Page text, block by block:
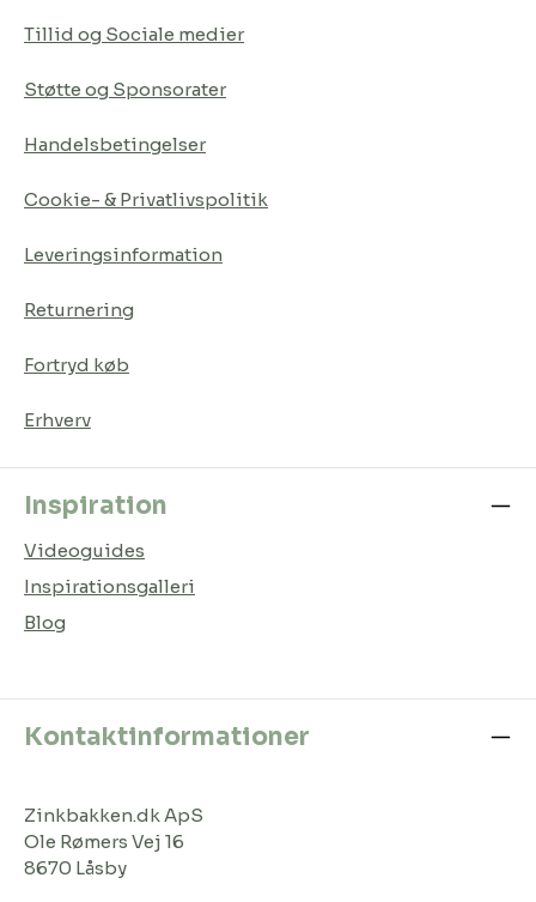
Tillid og Sociale medier
Støtte og Sponsorater
Handelsbetingelser
Cookie- & Privatlivspolitik
Leveringsinformation
Returnering
Fortryd køb
Erhverv
Inspiration
Videoguides
Inspirationsgalleri
Blog
Kontaktinformationer
Zinkbakken.dk ApS
Ole Rømers Vej 16
8670 Låsby